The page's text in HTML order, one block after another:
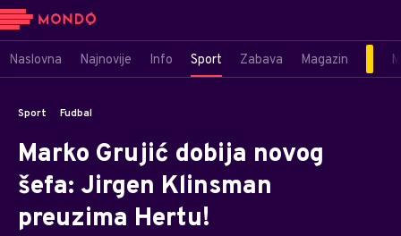
Naslovna Najnovije Info Sport Zabava Magazin
Sport Fudbal
Marko Grujić dobija novog
šefa: Jirgen Klinsman
preuzima Hertu!